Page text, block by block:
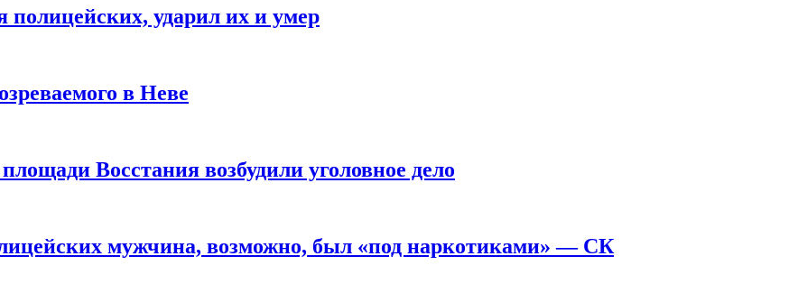
полицейских, ударил их и умер
в Неве
Восстания возбудили уголовное дело
мужчина, возможно, был «под наркотиками» — СК